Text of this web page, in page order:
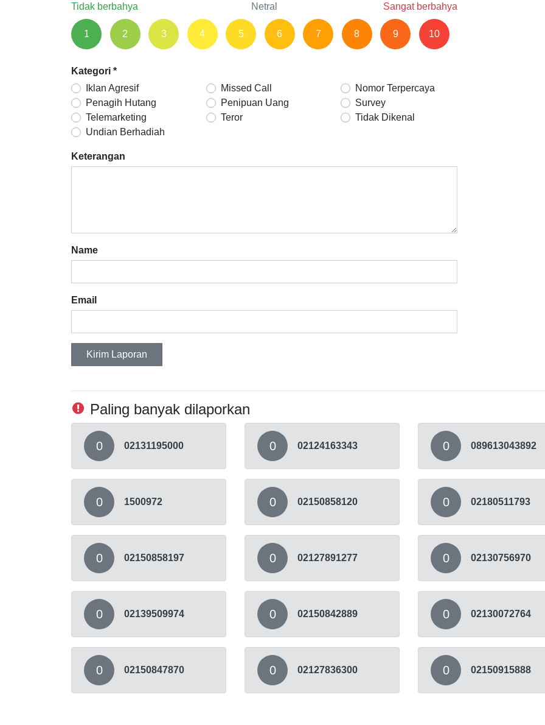
Tidak berbahya
Netral Sangat berbahya
1 2 3 4 5 6 7 8 9 10
Kategori *
Iklan Agresif
Missed Call
Nomor Terpercaya
Penagih Hutang
Penipuan Uang
Survey
Telemarketing
Teror
Tidak Dikenal
Undian Berhadiah
Keterangan
Name
Email
Kirim Laporan
Paling banyak dilaporkan
0 02131195000 0 02124163343 0 089613043892
0 1500972 0 02150858120 0 02180511793
0 02150858197 0 02127891277 0 02130756970
0 02139509974 0 02150842889 0 02130072764
0 02150847870 0 02127836300 0 02150915888